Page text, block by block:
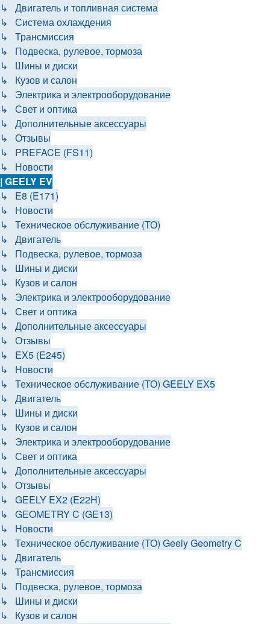
↳ Двигатель и топливная система
↳ Система охлаждения
↳ Трансмиссия
↳ Подвеска, рулевое, тормоза
↳ Шины и диски
↳ Кузов и салон
↳ Электрика и электрооборудование
↳ Свет и оптика
↳ Дополнительные аксессуары
↳ Отзывы
↳ PREFACE (FS11)
↳ Новости
| GEELY EV
↳ E8 (E171)
↳ Новости
↳ Техническое обслуживание (ТО)
↳ Двигатель
↳ Подвеска, рулевое, тормоза
↳ Шины и диски
↳ Кузов и салон
↳ Электрика и электрооборудование
↳ Свет и оптика
↳ Дополнительные аксессуары
↳ Отзывы
↳ EX5 (E245)
↳ Новости
↳ Техническое обслуживание (ТО) GEELY EX5
↳ Двигатель
↳ Шины и диски
↳ Кузов и салон
↳ Электрика и электрооборудование
↳ Свет и оптика
↳ Дополнительные аксессуары
↳ Отзывы
↳ GEELY EX2 (E22H)
↳ GEOMETRY C (GE13)
↳ Новости
↳ Техническое обслуживание (ТО) Geely Geometry C
↳ Двигатель
↳ Трансмиссия
↳ Подвеска, рулевое, тормоза
↳ Шины и диски
↳ Кузов и салон